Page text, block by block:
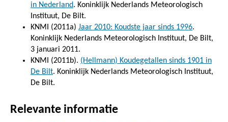
in Nederland. Koninklijk Nederlands Meteorologisch
Instituut, De Bilt.
KNMI (2011a) Jaar 2010: Koudste jaar sinds 1996.
Koninklijk Nederlands Meteorologisch Instituut, De Bilt,
3 januari 2011.
KNMI (2011b). (Hellmann) Koudegetallen sinds 1901 in
De Bilt. Koninklijk Nederlands Meteorologisch Instituut,
De Bilt.
Relevante informatie